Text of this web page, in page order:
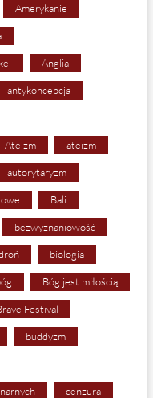
Amerykanie
Anglia
antykoncepcja
Ateizm ateizm
autorytaryzm
Bali
bezwyznaniowość
biologia
Bóg jest miłością
Festival
buddyzm
cenzura